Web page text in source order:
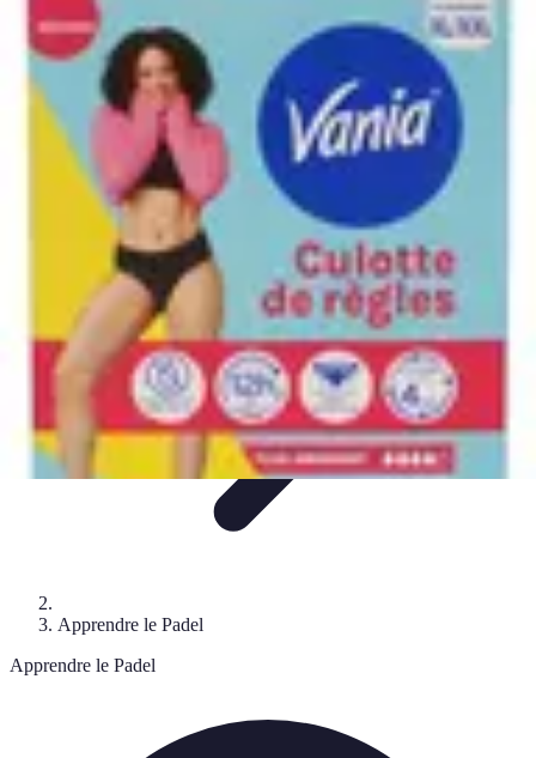
Le Monde du Padel
Entraînement
Stratégies et Techniques Tendances
Techniques de
JeuTechniques et Entraînement
Le Monde du Padel
Apprendre le Padel
Apprendre le Padel